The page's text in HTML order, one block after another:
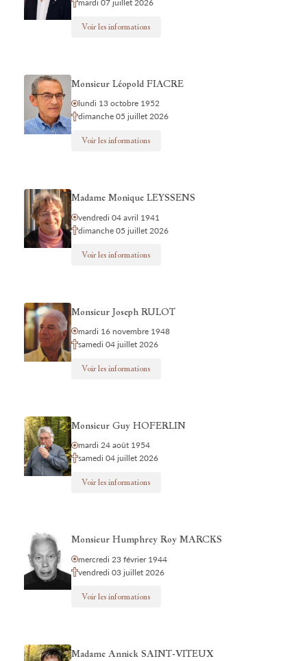
mardi 07 juillet 2026
Voir les informations
Monsieur Léopold FIACRE
lundi 13 octobre 1952
dimanche 05 juillet 2026
Voir les informations
Madame Monique LEYSSENS
vendredi 04 avril 1941
dimanche 05 juillet 2026
Voir les informations
Monsieur Joseph RULOT
mardi 16 novembre 1948
samedi 04 juillet 2026
Voir les informations
Monsieur Guy HOFERLIN
mardi 24 août 1954
samedi 04 juillet 2026
Voir les informations
Monsieur Humphrey Roy MARCKS
mercredi 23 février 1944
vendredi 03 juillet 2026
Voir les informations
Madame Annick SAINT-VITEUX